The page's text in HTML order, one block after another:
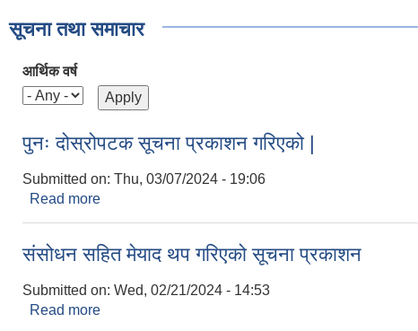
सूचना तथा समाचार
आर्थिक वर्ष
पुनः दोस्रोपटक सूचना प्रकाशन गरिएको |
Submitted on: Thu, 03/07/2024 - 19:06
Read more
संसोधन सहित मेयाद थप गरिएको सूचना प्रकाशन
Submitted on: Wed, 02/21/2024 - 14:53
Read more